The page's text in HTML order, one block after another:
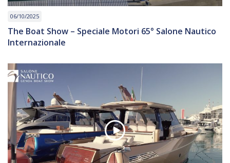
06/10/2025
The Boat Show – Speciale Motori 65° Salone Nautico
Internazionale